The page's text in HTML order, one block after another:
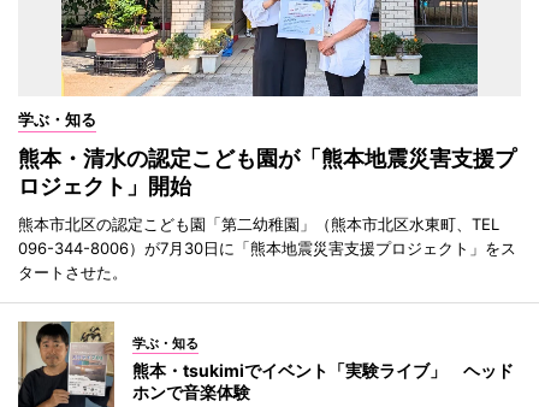
学ぶ・知る
熊本・清水の認定こども園が「熊本地震災害支援プ
ロジェクト」開始
熊本市北区の認定こども園「第二幼稚園」（熊本市北区水東町、TEL
096-344-8006）が7月30日に「熊本地震災害支援プロジェクト」をス
タートさせた。
学ぶ・知る
熊本・tsukimiでイベント「実験ライブ」 ヘッド
ホンで音楽体験